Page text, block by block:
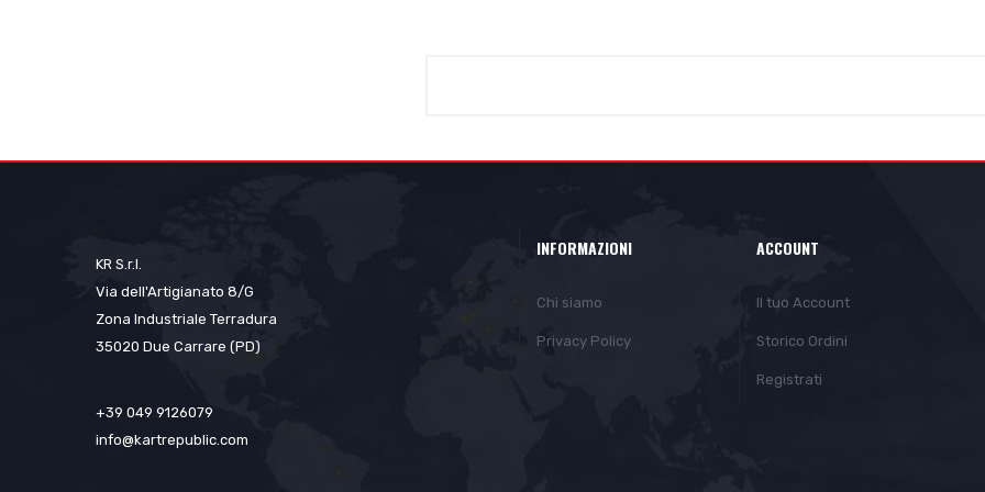
KR S.r.l.
Via dell'Artigianato 8/G
Zona Industriale Terradura
35020 Due Carrare (PD)
+39 049 9126079
info@kartrepublic.com
INFORMAZIONI
Chi siamo
Privacy Policy
ACCOUNT
Il tuo Account
Storico Ordini
Registrati